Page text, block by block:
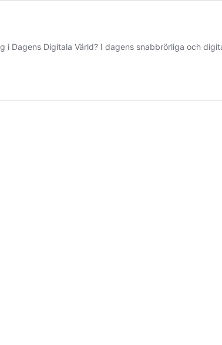
i Dagens Digitala Värld? I dagens snabbrörliga och